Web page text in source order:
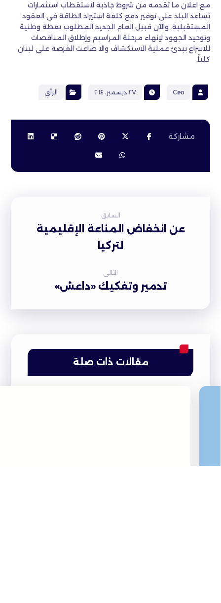
مع اعلان ما تقدمه من شروط جاذبة لاستقطاب استثمارات
تساعد البلد على توفير دفع كلفة استيراد الطاقة في العقود
المستقبلية. والآن قبيل العام الجديد المطلوب يقظة وطنية
وتوحيد الجهود لإنهاء مرحلة المراسيم وإطلاق المناقصات
للاسراع ببدئ عملية الاستكشاف والا ضاعت الفرصة على لبنان
كلياً.
Ceo ٢٧ ديسمبر، ٢٠١٤ الرأي
السابق
عن انخفاض المناعة الإقليمية
لتركيا
التالى
تدمير وتفكيك «داعش»
مقالات ذات صلة